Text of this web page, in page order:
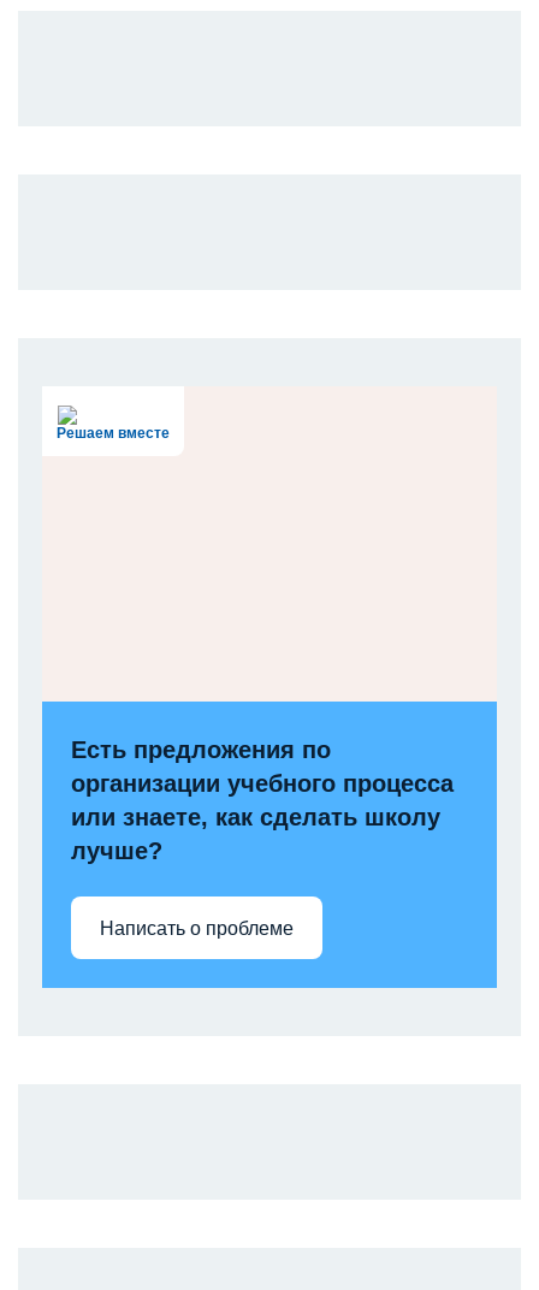
Решаем вместе
Есть предложения по
организации учебного процесса
или знаете, как сделать школу
лучше?
Написать о проблеме